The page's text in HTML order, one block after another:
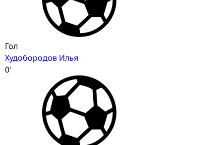
Гол
Худобородов Илья
0'